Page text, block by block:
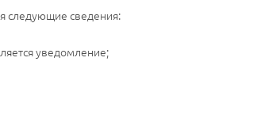
следующие сведения:
уведомление;